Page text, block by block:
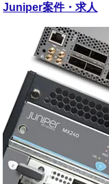
Juniper案件・求人